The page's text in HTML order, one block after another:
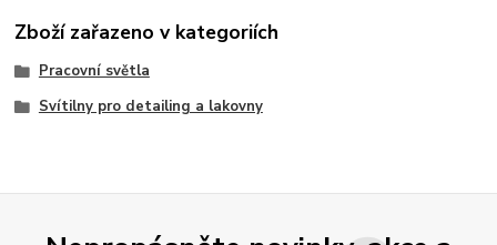
Zboží zařazeno v kategoriích
Pracovní světla
Svítilny pro detailing a lakovny